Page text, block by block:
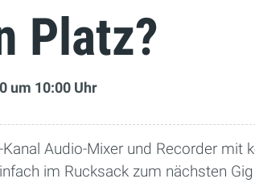
Platz?
um 10:00 Uhr
Audio-Mixer und Recorder
im Rucksack zum nächsten